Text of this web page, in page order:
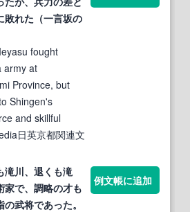
敗れた（一言坂の
fought
army at
Province, but
Shingen's
and skillful
日英京都関連文
滝川、退くも滝
家で、調略の才も
武将であった。
例文帳に追加